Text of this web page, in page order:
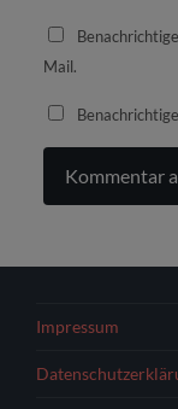
Mail.
Impressum